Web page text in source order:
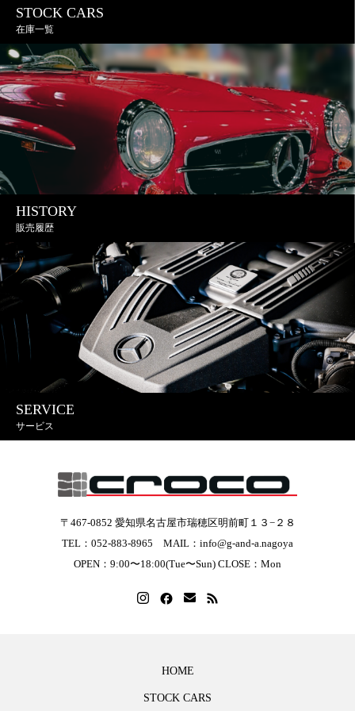
STOCK CARS
在庫一覧
HISTORY
販売履歴
SERVICE
サービス
〒467-0852 愛知県名古屋市瑞穂区明前町１３−２８
TEL：052-883-8965 MAIL：info@g-and-a.nagoya
OPEN：9:00〜18:00(Tue〜Sun) CLOSE：Mon
HOME
STOCK CARS